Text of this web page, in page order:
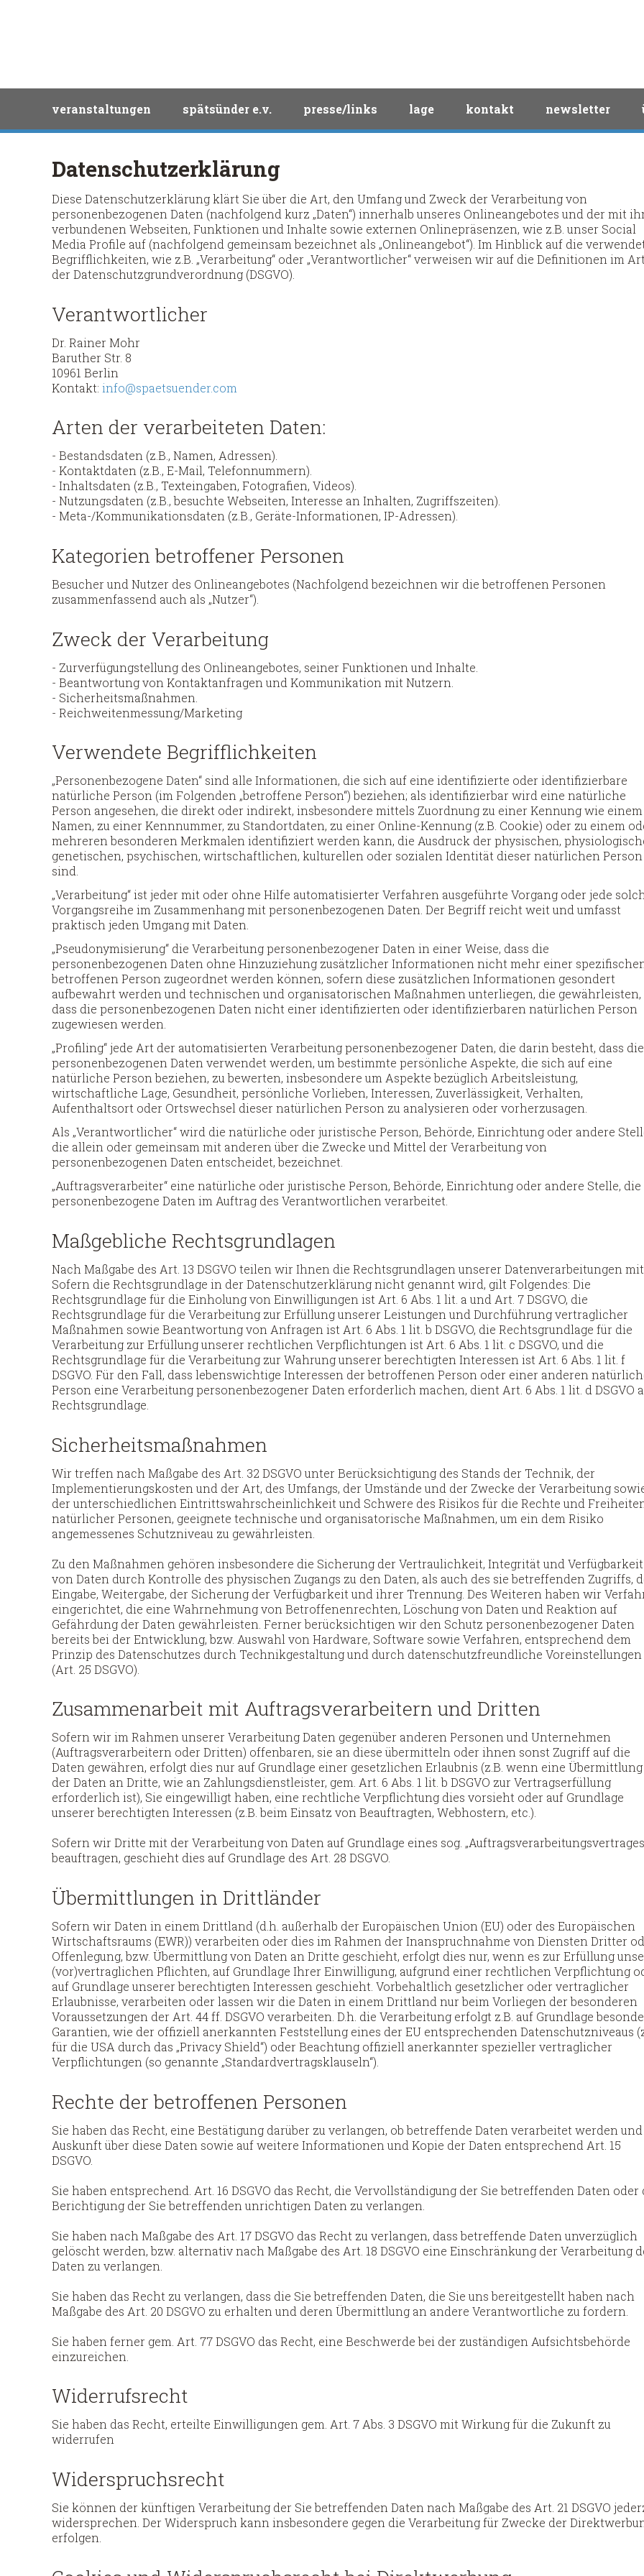
navigation
überspringen
veranstaltungen spätsünder e.v. presse/links lage kontakt newsletter
Datenschutzerklärung
Diese Datenschutzerklärung klärt Sie über die Art, den Umfang und Zweck der Verarbeitung von
personenbezogenen Daten (nachfolgend kurz „Daten“) innerhalb unseres Onlineangebotes und der mit
verbundenen Webseiten, Funktionen und Inhalte sowie externen Onlinepräsenzen, wie z.B. unser Social
Media Profile auf (nachfolgend gemeinsam bezeichnet als „Onlineangebot“). Im Hinblick auf die
Begrifflichkeiten, wie z.B. „Verarbeitung“ oder „Verantwortlicher“ verweisen wir auf die Definitionen im
der Datenschutzgrundverordnung (DSGVO).
Verantwortlicher
Dr. Rainer Mohr
Baruther Str. 8
10961 Berlin
Kontakt: info@spaetsuender.com
Arten der verarbeiteten Daten:
- Bestandsdaten (z.B., Namen, Adressen).
- Kontaktdaten (z.B., E-Mail, Telefonnummern).
- Inhaltsdaten (z.B., Texteingaben, Fotografien, Videos).
- Nutzungsdaten (z.B., besuchte Webseiten, Interesse an Inhalten, Zugriffszeiten).
- Meta-/Kommunikationsdaten (z.B., Geräte-Informationen, IP-Adressen).
Kategorien betroffener Personen
Besucher und Nutzer des Onlineangebotes (Nachfolgend bezeichnen wir die betroffenen Personen
zusammenfassend auch als „Nutzer“).
Zweck der Verarbeitung
- Zurverfügungstellung des Onlineangebotes, seiner Funktionen und Inhalte.
- Beantwortung von Kontaktanfragen und Kommunikation mit Nutzern.
- Sicherheitsmaßnahmen.
- Reichweitenmessung/Marketing
Verwendete Begrifflichkeiten
„Personenbezogene Daten“ sind alle Informationen, die sich auf eine identifizierte oder identifizierbare
natürliche Person (im Folgenden „betroffene Person“) beziehen; als identifizierbar wird eine natürliche
Person angesehen, die direkt oder indirekt, insbesondere mittels Zuordnung zu einer Kennung wie einem
Namen, zu einer Kennnummer, zu Standortdaten, zu einer Online-Kennung (z.B. Cookie) oder zu einem
mehreren besonderen Merkmalen identifiziert werden kann, die Ausdruck der physischen,
genetischen, psychischen, wirtschaftlichen, kulturellen oder sozialen Identität dieser natürlichen Person
sind.
„Verarbeitung“ ist jeder mit oder ohne Hilfe automatisierter Verfahren ausgeführte Vorgang oder jede
Vorgangsreihe im Zusammenhang mit personenbezogenen Daten. Der Begriff reicht weit und umfasst
praktisch jeden Umgang mit Daten.
„Pseudonymisierung“ die Verarbeitung personenbezogener Daten in einer Weise, dass die
personenbezogenen Daten ohne Hinzuziehung zusätzlicher Informationen nicht mehr einer
betroffenen Person zugeordnet werden können, sofern diese zusätzlichen Informationen gesondert
aufbewahrt werden und technischen und organisatorischen Maßnahmen unterliegen, die gewährleisten,
dass die personenbezogenen Daten nicht einer identifizierten oder identifizierbaren natürlichen Person
zugewiesen werden.
„Profiling“ jede Art der automatisierten Verarbeitung personenbezogener Daten, die darin besteht, dass
personenbezogenen Daten verwendet werden, um bestimmte persönliche Aspekte, die sich auf eine
natürliche Person beziehen, zu bewerten, insbesondere um Aspekte bezüglich Arbeitsleistung,
wirtschaftliche Lage, Gesundheit, persönliche Vorlieben, Interessen, Zuverlässigkeit, Verhalten,
Aufenthaltsort oder Ortswechsel dieser natürlichen Person zu analysieren oder vorherzusagen.
Als „Verantwortlicher“ wird die natürliche oder juristische Person, Behörde, Einrichtung oder andere
die allein oder gemeinsam mit anderen über die Zwecke und Mittel der Verarbeitung von
personenbezogenen Daten entscheidet, bezeichnet.
„Auftragsverarbeiter“ eine natürliche oder juristische Person, Behörde, Einrichtung oder andere Stelle, die
personenbezogene Daten im Auftrag des Verantwortlichen verarbeitet.
Maßgebliche Rechtsgrundlagen
Nach Maßgabe des Art. 13 DSGVO teilen wir Ihnen die Rechtsgrundlagen unserer Datenverarbeitungen mit.
Sofern die Rechtsgrundlage in der Datenschutzerklärung nicht genannt wird, gilt Folgendes: Die
Rechtsgrundlage für die Einholung von Einwilligungen ist Art. 6 Abs. 1 lit. a und Art. 7 DSGVO, die
Rechtsgrundlage für die Verarbeitung zur Erfüllung unserer Leistungen und Durchführung vertraglicher
Maßnahmen sowie Beantwortung von Anfragen ist Art. 6 Abs. 1 lit. b DSGVO, die Rechtsgrundlage für die
Verarbeitung zur Erfüllung unserer rechtlichen Verpflichtungen ist Art. 6 Abs. 1 lit. c DSGVO, und die
Rechtsgrundlage für die Verarbeitung zur Wahrung unserer berechtigten Interessen ist Art. 6 Abs. 1 lit. f
DSGVO. Für den Fall, dass lebenswichtige Interessen der betroffenen Person oder einer anderen
Person eine Verarbeitung personenbezogener Daten erforderlich machen, dient Art. 6 Abs. 1 lit. d DSGVO
Rechtsgrundlage.
Sicherheitsmaßnahmen
Wir treffen nach Maßgabe des Art. 32 DSGVO unter Berücksichtigung des Stands der Technik, der
Implementierungskosten und der Art, des Umfangs, der Umstände und der Zwecke der Verarbeitung
der unterschiedlichen Eintrittswahrscheinlichkeit und Schwere des Risikos für die Rechte und
natürlicher Personen, geeignete technische und organisatorische Maßnahmen, um ein dem Risiko
angemessenes Schutzniveau zu gewährleisten.
Zu den Maßnahmen gehören insbesondere die Sicherung der Vertraulichkeit, Integrität und Verfügbarkeit
von Daten durch Kontrolle des physischen Zugangs zu den Daten, als auch des sie betreffenden Zugriffs,
Eingabe, Weitergabe, der Sicherung der Verfügbarkeit und ihrer Trennung. Des Weiteren haben wir
eingerichtet, die eine Wahrnehmung von Betroffenenrechten, Löschung von Daten und Reaktion auf
Gefährdung der Daten gewährleisten. Ferner berücksichtigen wir den Schutz personenbezogener Daten
bereits bei der Entwicklung, bzw. Auswahl von Hardware, Software sowie Verfahren, entsprechend dem
Prinzip des Datenschutzes durch Technikgestaltung und durch datenschutzfreundliche Voreinstellungen
(Art. 25 DSGVO).
Zusammenarbeit mit Auftragsverarbeitern und Dritten
Sofern wir im Rahmen unserer Verarbeitung Daten gegenüber anderen Personen und Unternehmen
(Auftragsverarbeitern oder Dritten) offenbaren, sie an diese übermitteln oder ihnen sonst Zugriff auf die
Daten gewähren, erfolgt dies nur auf Grundlage einer gesetzlichen Erlaubnis (z.B. wenn eine Übermittlung
der Daten an Dritte, wie an Zahlungsdienstleister, gem. Art. 6 Abs. 1 lit. b DSGVO zur Vertragserfüllung
erforderlich ist), Sie eingewilligt haben, eine rechtliche Verpflichtung dies vorsieht oder auf Grundlage
unserer berechtigten Interessen (z.B. beim Einsatz von Beauftragten, Webhostern, etc.).
Sofern wir Dritte mit der Verarbeitung von Daten auf Grundlage eines sog.
beauftragen, geschieht dies auf Grundlage des Art. 28 DSGVO.
Übermittlungen in Drittländer
Sofern wir Daten in einem Drittland (d.h. außerhalb der Europäischen Union (EU) oder des Europäischen
Wirtschaftsraums (EWR)) verarbeiten oder dies im Rahmen der Inanspruchnahme von Diensten Dritter
Offenlegung, bzw. Übermittlung von Daten an Dritte geschieht, erfolgt dies nur, wenn es zur Erfüllung
(vor)vertraglichen Pflichten, auf Grundlage Ihrer Einwilligung, aufgrund einer rechtlichen Verpflichtung
auf Grundlage unserer berechtigten Interessen geschieht. Vorbehaltlich gesetzlicher oder vertraglicher
Erlaubnisse, verarbeiten oder lassen wir die Daten in einem Drittland nur beim Vorliegen der besonderen
Voraussetzungen der Art. 44 ff. DSGVO verarbeiten. D.h. die Verarbeitung erfolgt z.B. auf Grundlage
Garantien, wie der offiziell anerkannten Feststellung eines der EU entsprechenden Datenschutzniveaus
für die USA durch das „Privacy Shield“) oder Beachtung offiziell anerkannter spezieller vertraglicher
Verpflichtungen (so genannte „Standardvertragsklauseln“).
Rechte der betroffenen Personen
Sie haben das Recht, eine Bestätigung darüber zu verlangen, ob betreffende Daten verarbeitet werden
Auskunft über diese Daten sowie auf weitere Informationen und Kopie der Daten entsprechend Art. 15
DSGVO.
Sie haben entsprechend. Art. 16 DSGVO das Recht, die Vervollständigung der Sie betreffenden Daten oder
Berichtigung der Sie betreffenden unrichtigen Daten zu verlangen.
Sie haben nach Maßgabe des Art. 17 DSGVO das Recht zu verlangen, dass betreffende Daten unverzüglich
gelöscht werden, bzw. alternativ nach Maßgabe des Art. 18 DSGVO eine Einschränkung der Verarbeitung
Daten zu verlangen.
Sie haben das Recht zu verlangen, dass die Sie betreffenden Daten, die Sie uns bereitgestellt haben nach
Maßgabe des Art. 20 DSGVO zu erhalten und deren Übermittlung an andere Verantwortliche zu fordern.
Sie haben ferner gem. Art. 77 DSGVO das Recht, eine Beschwerde bei der zuständigen Aufsichtsbehörde
einzureichen.
Widerrufsrecht
Sie haben das Recht, erteilte Einwilligungen gem. Art. 7 Abs. 3 DSGVO mit Wirkung für die Zukunft zu
widerrufen
Widerspruchsrecht
Sie können der künftigen Verarbeitung der Sie betreffenden Daten nach Maßgabe des Art. 21 DSGVO
widersprechen. Der Widerspruch kann insbesondere gegen die Verarbeitung für Zwecke der
erfolgen.